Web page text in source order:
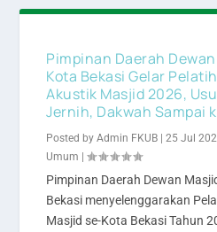
Pimpinan Daerah
Kota Bekasi Gelar
Akustik Masjid 2026,
Jernih, Dakwah Sampai
Posted byAdmin FKUB |25 Jul
Umum
|
Pimpinan Daerah Dewan
Bekasi menyelenggarakan
Masjid se-Kota Bekasi Tahun